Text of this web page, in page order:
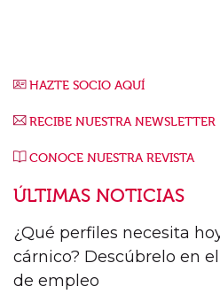
HAZTE SOCIO AQUÍ
RECIBE NUESTRA NEWSLETTER
CONOCE NUESTRA REVISTA
ÚLTIMAS NOTICIAS
¿Qué perfiles necesita
cárnico? Descúbrelo en
de empleo